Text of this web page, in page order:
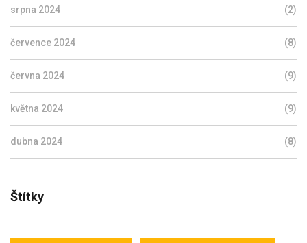
srpna 2024 (2)
července 2024 (8)
června 2024 (9)
května 2024 (9)
dubna 2024 (8)
Štítky